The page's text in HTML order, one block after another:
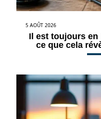
5 AOÛT 2026
Il est toujours
ce que cela